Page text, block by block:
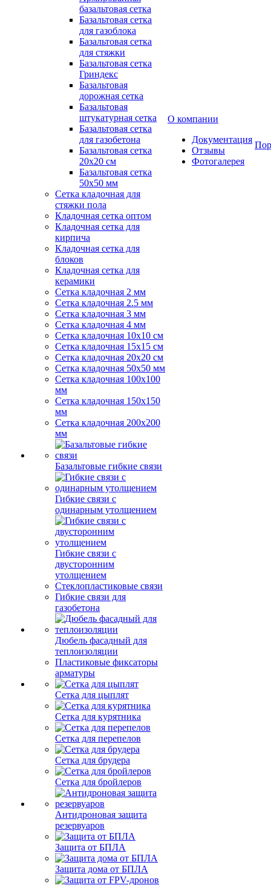
базальтовая сетка
Базальтовая сетка
для газоблока
Базальтовая сетка
для стяжки
Базальтовая сетка
Гриндекс
Базальтовая
дорожная сетка
Базальтовая
штукатурная сетка
Базальтовая сетка
для газобетона
Базальтовая сетка
20x20 см
Базальтовая сетка
50x50 мм
Сетка кладочная для
стяжки пола
Кладочная сетка оптом
Кладочная сетка для
кирпича
Кладочная сетка для
блоков
Кладочная сетка для
керамики
Сетка кладочная 2 мм
Сетка кладочная 2.5 мм
Сетка кладочная 3 мм
Сетка кладочная 4 мм
Сетка кладочная 10x10 см
Сетка кладочная 15x15 см
Сетка кладочная 20x20 см
Сетка кладочная 50x50 мм
Сетка кладочная 100x100
мм
Сетка кладочная 150x150
мм
Сетка кладочная 200x200
мм
Базальтовые гибкие связи
Гибкие связи с
одинарным утолщением
Гибкие связи с
двусторонним
утолщением
Стеклопластиковые связи
Гибкие связи для
газобетона
Дюбель фасадный для
теплоизоляции
Пластиковые фиксаторы
арматуры
Сетка для цыплят
Сетка для курятника
Сетка для перепелов
Сетка для брудера
Сетка для бройлеров
Антидроновая защита
резервуаров
Защита от БПЛА
Защита дома от БПЛА
О компании
Документация
Отзывы
Фотогалерея